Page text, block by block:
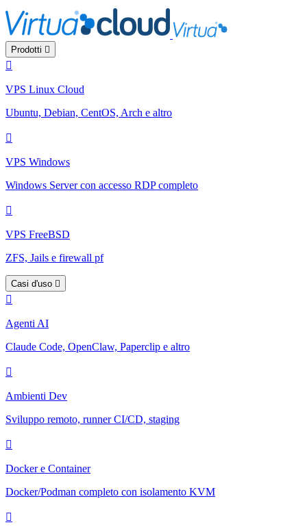
Prodotti
VPS Linux Cloud
Ubuntu, Debian, CentOS, Arch e altro
VPS Windows
Windows Server con accesso RDP completo
VPS FreeBSD
ZFS, Jails e firewall pf
Casi d'uso
Agenti AI
Claude Code, OpenClaw, Paperclip e altro
Ambienti Dev
Sviluppo remoto, runner CI/CD, staging
Docker e Container
Docker/Podman completo con isolamento KVM